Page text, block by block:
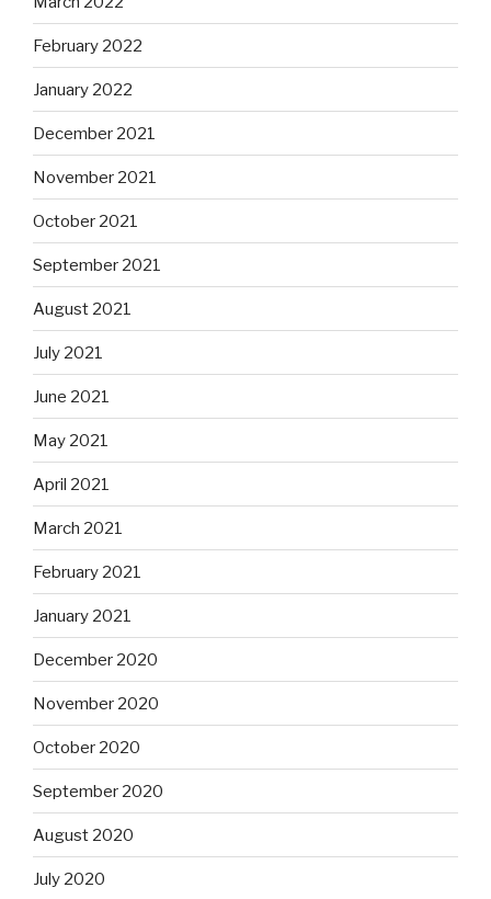
February 2022
January 2022
December 2021
November 2021
October 2021
September 2021
August 2021
July 2021
June 2021
May 2021
April 2021
March 2021
February 2021
January 2021
December 2020
November 2020
October 2020
September 2020
August 2020
July 2020